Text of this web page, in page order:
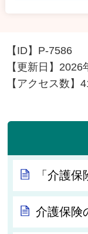
【ID】 P-7586
【更新日】 2026
【アクセス数】
「介護
介護保険